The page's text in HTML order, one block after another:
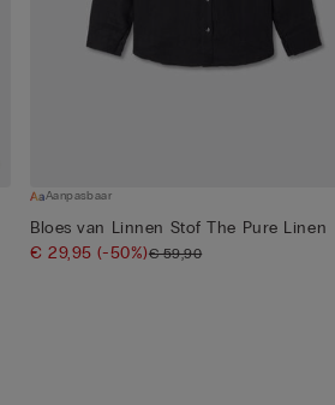
Aanpasbaar
Bloes van Linnen Stof The Pure Linen
€ 29,95(-50%)€ 59,90